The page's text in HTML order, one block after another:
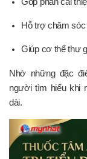
Góp phần cải
Hỗ trợ chăm
Giúp cơ thể thư
Nhờ những đặc
người tìm hiểu khi
dài.